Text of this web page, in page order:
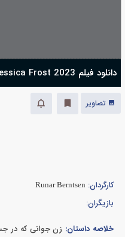
دانلود فیلم Jessica Frost 2023
تصاویر
کارگردان: Runar Berntsen
بازیگران:
خلاصه داستان: زن جوانی که در